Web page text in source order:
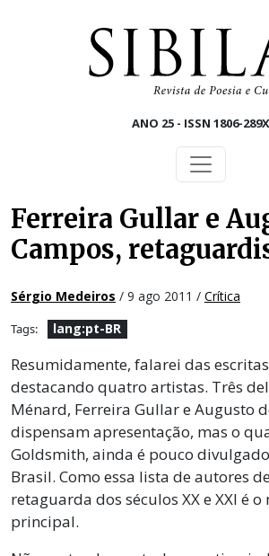
ANO 25 - ISSN 1806-289X
Ferreira Gullar e
Campos,
Sérgio Medeiros / 9 ago 2011 / Crítica
Tags: lang:pt-BR
Resumidamente, falarei das
destacando quatro artistas. Três
Ménard, Ferreira Gullar e Augusto
dispensam apresentação, mas o
Goldsmith, ainda é pouco
Brasil. Como essa lista de autores
retaguarda dos séculos XX e XXI é
principal.